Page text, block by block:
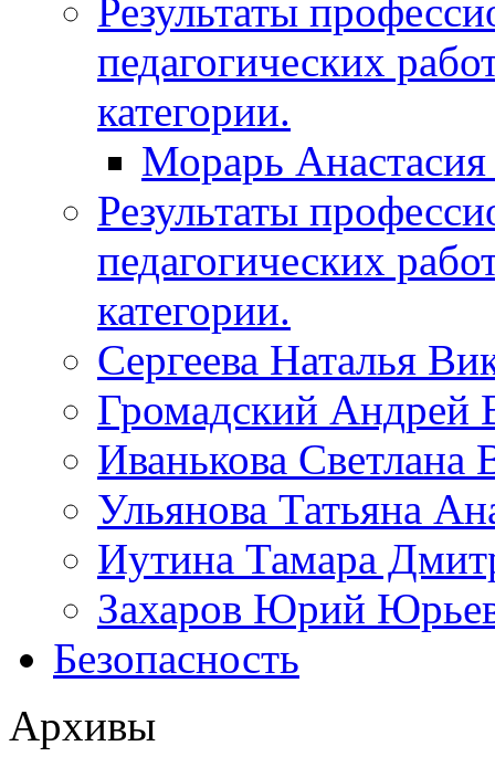
Результаты
педагогических
категории.
Морарь Анастасия
Результаты
педагогических
категории.
Сергеева Наталья
Громадский Андрей
Иванькова Светлана
Ульянова Татьяна
Иутина Тамара
Захаров Юрий
Безопасность
Архивы